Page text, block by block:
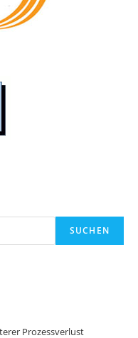
SUCHEN
Prozessverlust